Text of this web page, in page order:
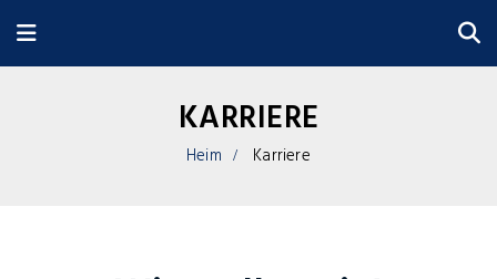
KARRIERE
Heim Karriere